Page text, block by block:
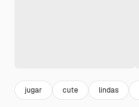
jugar cute lindas